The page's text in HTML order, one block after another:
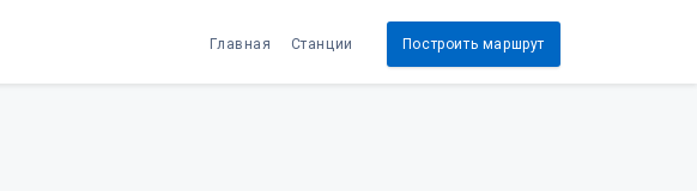
Главная Станции Построить маршрут